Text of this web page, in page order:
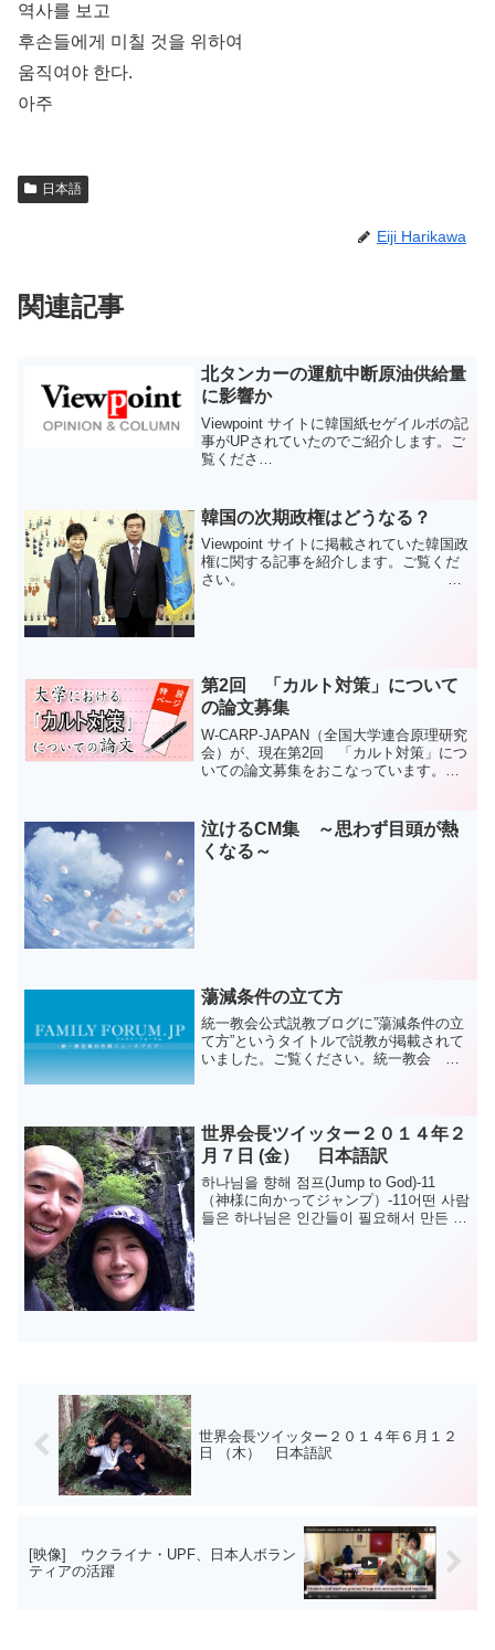
역사를 보고
후손들에게 미칠 것을 위하여
움직여야 한다.
아주
日本語
Eiji Harikawa
関連記事
北タンカーの運航中断原油供給量
に影響か
Viewpoint サイトに韓国紙セゲイルボの記
事がUPされていたのでご紹介します。ご
覧くださ
の運航を中断していることが明らかにな
ったと米国の声（ＶＯＡ）が船舶のリア
ル...
韓国の次期政権はどうなる？
Viewpoint サイトに掲載されていた韓国政
権に関する記事を紹介します。ご覧くだ
さい。 韓
第2回 「カルト対策」について
の論文募集
W-CARP-JAPAN（全国大学連合原理研究
会）が、現在第2回 「カルト対策」につ
いての論文募集をおこなっています。昨
た。今回のテーマは「アカデミックハラ
スメント」「校...
泣けるCM集 ～思わず目頭が熱
くなる～
蕩減条件の立て方
統一教会公式説教ブログに”蕩減条件の立
て方”というタイトルで説教が掲載されて
いました。ご覧ください。統一教会 杉
だな」...
世界会長ツイッター２０１４年２
月７日 (金） 日本語訳
하나님을 향해 점프(Jump to God)-11
（神様に向かってジャンプ）-11어떤 사람
들은 하나님은 인간들이 필요해서 만든 도
世界会長ツイッター２０１４年６月１２
日 （木） 日本語訳
[映像] ウクライナ・UPF、日本人ボラン
ティアの活躍